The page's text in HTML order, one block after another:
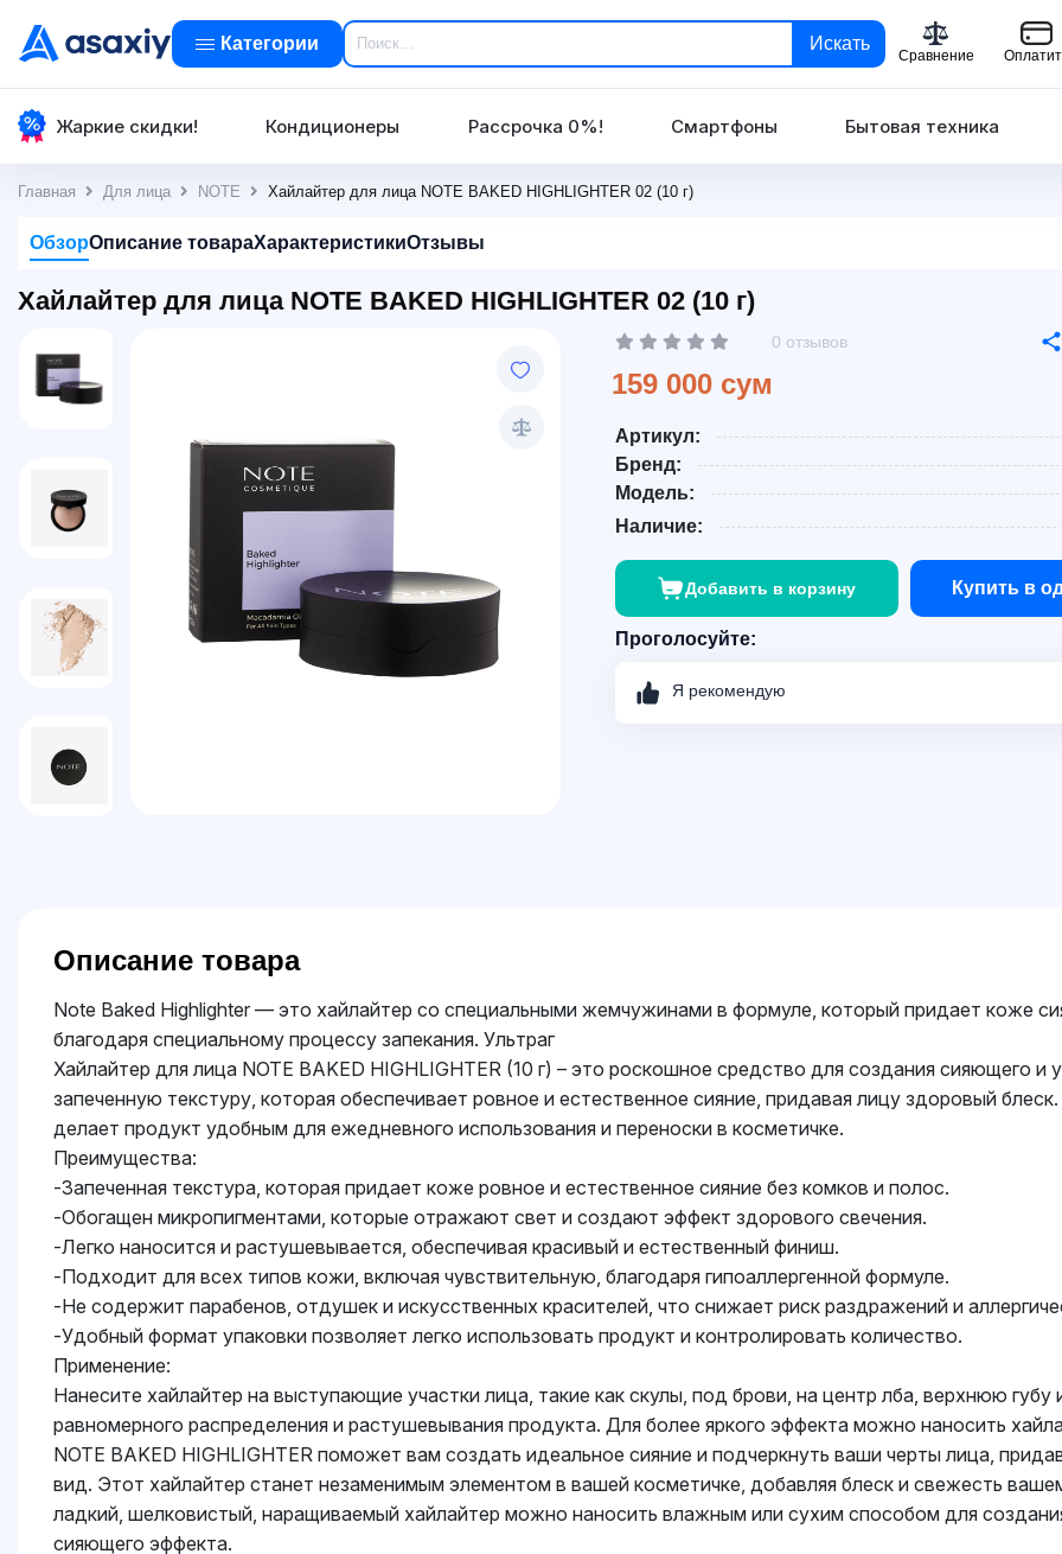
Категории Искать
Сравнение
Жаркие скидки! Кондиционеры Рассрочка 0%! Смартфоны Бытовая техника
Главная Для лица NOTE Хайлайтер для лица NOTE BAKED HIGHLIGHTER 02 (10 г)
ОбзорОписание товараХарактеристикиОтзывы
Хайлайтер для лица NOTE BAKED HIGHLIGHTER 02 (10 г)
0 отзывов
159 000 сум
Артикул:
Бренд:
Модель:
Наличие:
Добавить в корзину Купить в
Проголосуйте:
Я рекомендую
Описание товара
Note Baked Highlighter — это хайлайтер со специальными жемчужинами в формуле, который придает коже
благодаря специальному процессу запекания. Ультраг
Хайлайтер для лица NOTE BAKED HIGHLIGHTER (10 г) – это роскошное средство для создания сияющего
запеченную текстуру, которая обеспечивает ровное и естественное сияние, придавая лицу здоровый
делает продукт удобным для ежедневного использования и переноски в косметичке.
Преимущества:
-Запеченная текстура, которая придает коже ровное и естественное сияние без комков и полос.
-Обогащен микропигментами, которые отражают свет и создают эффект здорового свечения.
-Легко наносится и растушевывается, обеспечивая красивый и естественный финиш.
-Подходит для всех типов кожи, включая чувствительную, благодаря гипоаллергенной формуле.
-Не содержит парабенов, отдушек и искусственных красителей, что снижает риск раздражений и
-Удобный формат упаковки позволяет легко использовать продукт и контролировать количество.
Применение:
Нанесите хайлайтер на выступающие участки лица, такие как скулы, под брови, на центр лба, верхнюю
равномерного распределения и растушевывания продукта. Для более яркого эффекта можно наносить
NOTE BAKED HIGHLIGHTER поможет вам создать идеальное сияние и подчеркнуть ваши черты лица,
вид. Этот хайлайтер станет незаменимым элементом в вашей косметичке, добавляя блеск и свежесть
ладкий, шелковистый, наращиваемый хайлайтер можно наносить влажным или сухим способом для
сияющего эффекта.